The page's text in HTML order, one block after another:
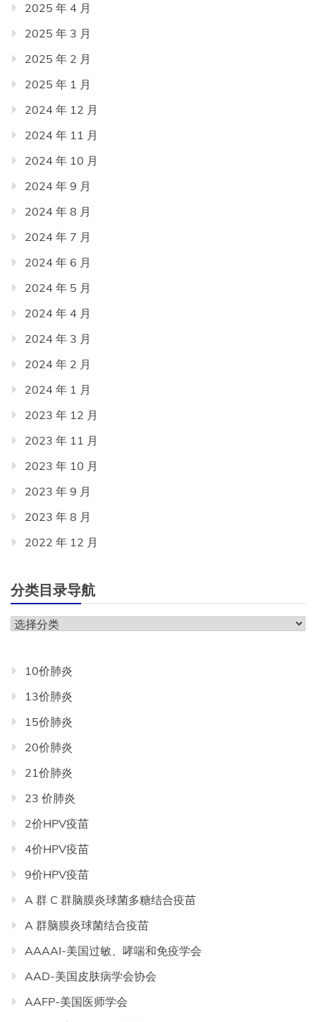
2025 年 4 月
2025 年 3 月
2025 年 2 月
2025 年 1 月
2024 年 12 月
2024 年 11 月
2024 年 10 月
2024 年 9 月
2024 年 8 月
2024 年 7 月
2024 年 6 月
2024 年 5 月
2024 年 4 月
2024 年 3 月
2024 年 2 月
2024 年 1 月
2023 年 12 月
2023 年 11 月
2023 年 10 月
2023 年 9 月
2023 年 8 月
2022 年 12 月
分类目录导航
分
导
航
10价肺炎
13价肺炎
15价肺炎
20价肺炎
21价肺炎
23 价肺炎
2价HPV疫苗
4价HPV疫苗
9价HPV疫苗
A 群 C 群脑膜炎球菌多糖结合疫苗
A 群脑膜炎球菌结合疫苗
AAAAI-美国过敏、哮喘和免疫学会
AAD-美国皮肤病学会协会
AAFP-美国医师学会